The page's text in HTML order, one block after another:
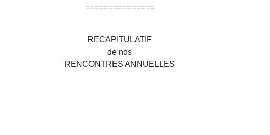
===============
RECAPITULATIF
de nos
RENCONTRES ANNUELLES